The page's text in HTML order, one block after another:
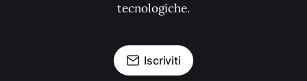
tecnologiche.
Iscriviti